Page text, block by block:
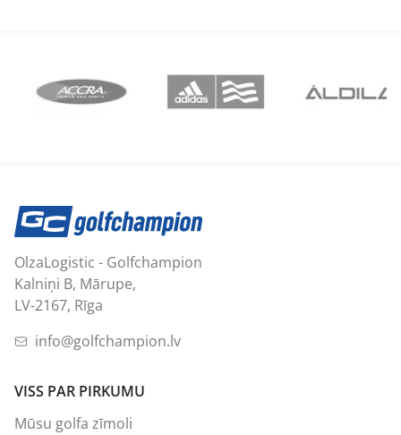
OlzaLogistic - Golfchampion
Kalniņi B, Mārupe,
LV-2167, Rīga
info@golfchampion.lv
VISS PAR PIRKUMU
Mūsu golfa zīmoli